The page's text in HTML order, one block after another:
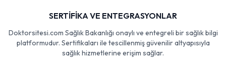
SERTİFİKA VE ENTEGRASYONLAR
Doktorsitesi.com Sağlık Bakanlığı onaylı ve entegreli bir sağlık bilgi
platformudur. Sertifikaları ile tescillenmiş güvenilir altyapısıyla
sağlık hizmetlerine erişim sağlar.